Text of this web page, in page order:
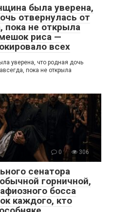
была уверена,
отвернулась от
пока не открыла
риса —
всех
уверена, что родная дочь
пока не открыла
0 306
сенатора
горничной,
босса
каждого, кто